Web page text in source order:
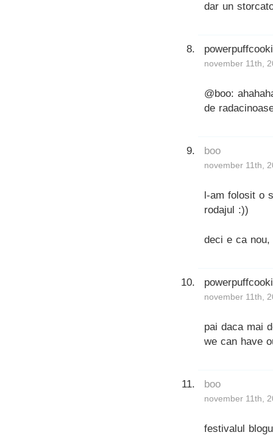
dar un
november 11th,
@boo:
de
boo
november 11th,
l-am folosit o
rodajul :))
deci e ca
november 11th,
pai daca mai
we can have
boo
november 11th,
festivalul